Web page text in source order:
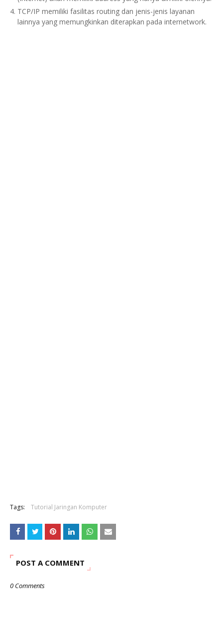
TCP/IP memiliki fasilitas routing dan jenis-jenis layanan
lainnya yang memungkinkan diterapkan pada internetwork.
Tags: Tutorial Jaringan Komputer
POST A COMMENT
0 Comments